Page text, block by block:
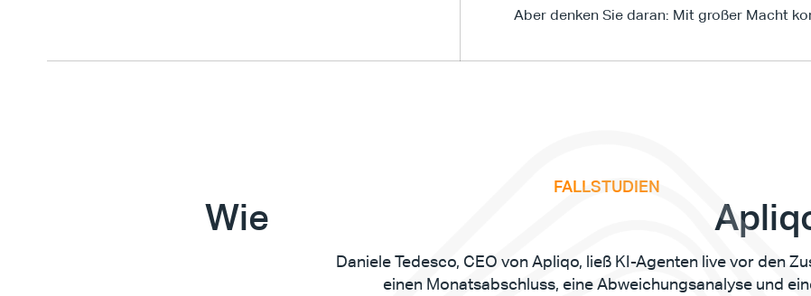
Aber denken Sie daran: Mit großer Macht
FALLSTUDIEN
Wie
E t
Daniele Tedesco, CEO von Apliqo, ließ KI-Agenten live vor den
einen Monatsabschluss, eine Abweichungsanalyse und